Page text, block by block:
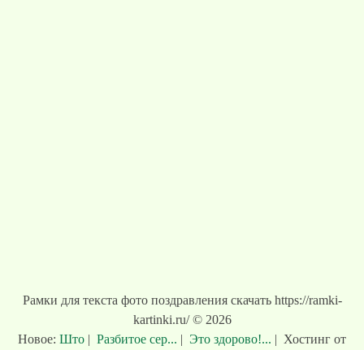
Рамки для текста фото поздравления скачать https://ramki-
kartinki.ru/ © 2026
Новое: Што | Разбитое сер... | Это здорово!... | Хостинг от